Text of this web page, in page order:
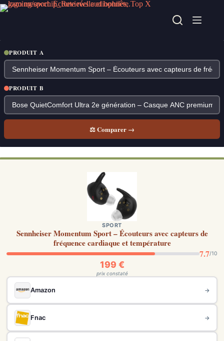
Passer
au
PRODUIT A
PRODUIT B
⚖ Comparer →
SPORT
Sennheiser Momentum Sport – Écouteurs avec capteurs de
fréquence cardiaque et température
7.7/10
199 €
prix constaté
Amazon →
Fnac →